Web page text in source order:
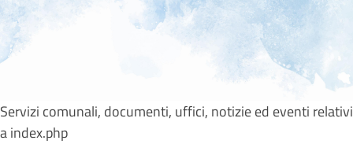
Servizi comunali, documenti, uffici, notizie ed eventi relativi
a index.php